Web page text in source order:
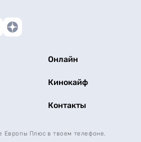
Онлайн
Кинокайф
Контакты
Европы Плюс в твоем телефоне.